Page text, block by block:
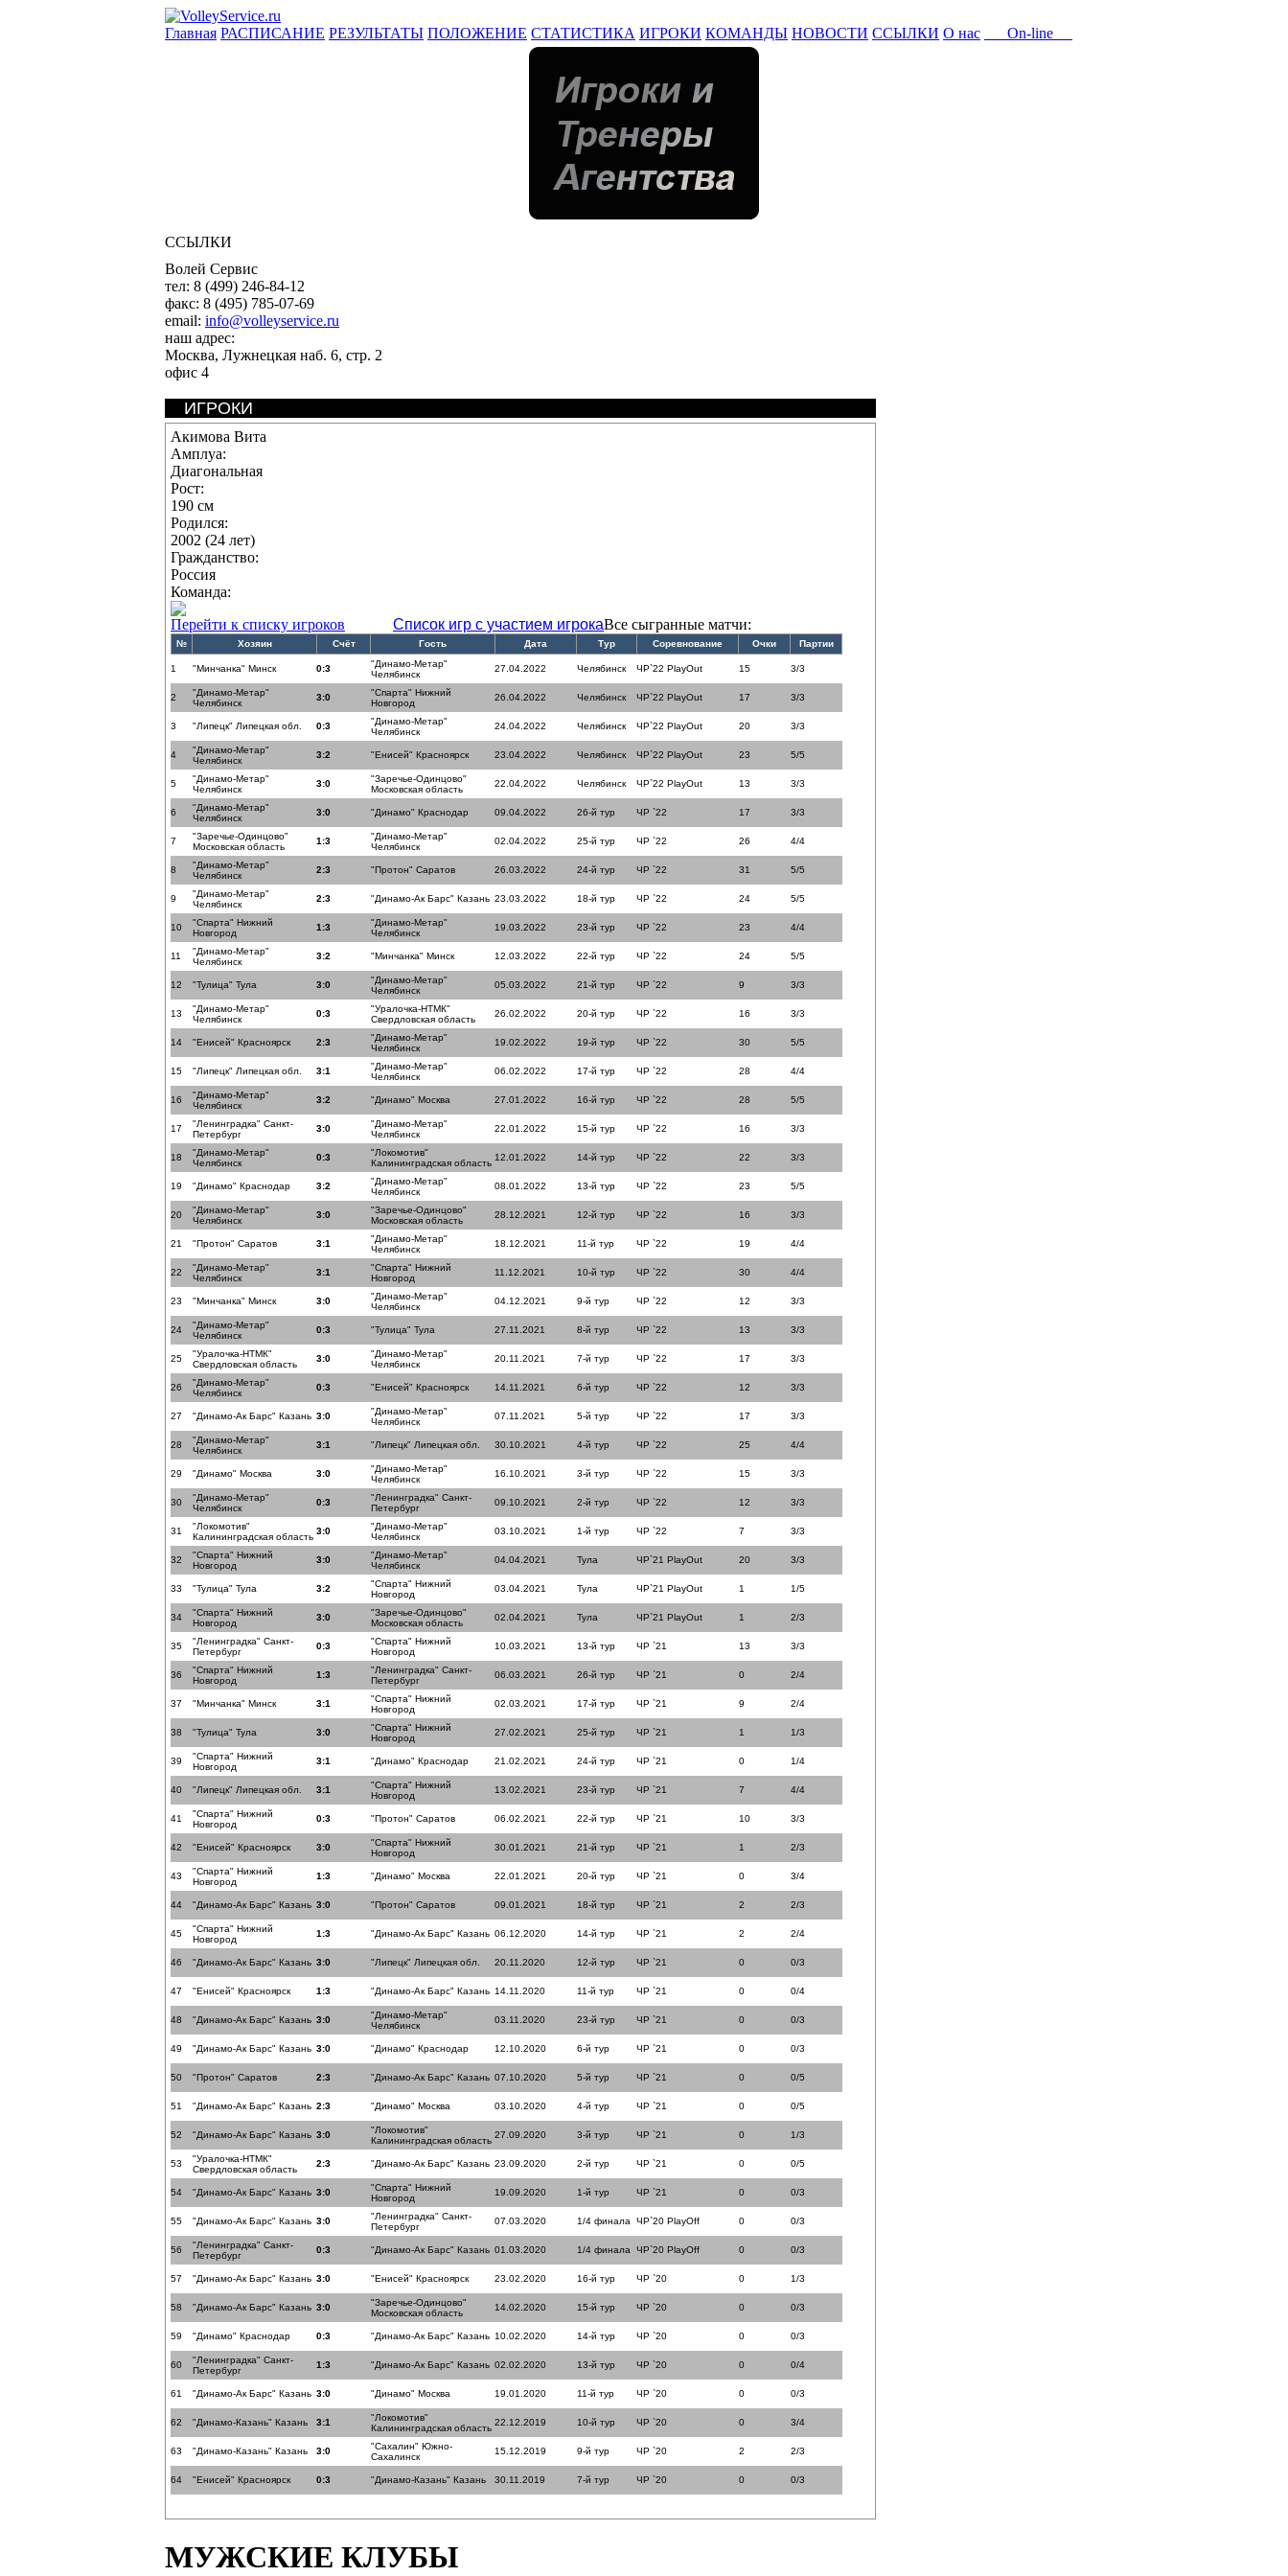
Главная РАСПИСАНИЕ РЕЗУЛЬТАТЫ ПОЛОЖЕНИЕ СТАТИСТИКА ИГРОКИ КОМАНДЫ НОВОСТИ ССЫЛКИ О нас On-line
ССЫЛКИ
Волей Сервис
тел: 8 (499) 246-84-12
факс: 8 (495) 785-07-69
email: info@volleyservice.ru
наш адрес:
Москва, Лужнецкая наб. 6, стр. 2
офис 4
ИГРОКИ
Акимова Вита
Амплуа:
Диагональная
Рост:
190 см
Родился:
2002 (24 лет)
Гражданство:
Россия
Команда:
Перейти к списку игроков
Список игр с участием игрокаВсе сыгранные матчи:
№ Хозяин Счёт Гость Дата Тур Соревнование Очки Партии
1 "Минчанка" Минск 0:3
"Динамо-Метар"
Челябинск
27.04.2022 Челябинск ЧР`22 PlayOut 15 3/3
2
"Динамо-Метар"
Челябинск
3:0
"Спарта" Нижний
Новгород
26.04.2022 Челябинск ЧР`22 PlayOut 17 3/3
3 "Липецк" Липецкая обл. 0:3
"Динамо-Метар"
Челябинск
24.04.2022 Челябинск ЧР`22 PlayOut 20 3/3
4
"Динамо-Метар"
Челябинск
3:2 "Енисей" Красноярск 23.04.2022 Челябинск ЧР`22 PlayOut 23 5/5
5
"Динамо-Метар"
Челябинск
3:0
"Заречье-Одинцово"
Московская область
22.04.2022 Челябинск ЧР`22 PlayOut 13 3/3
6
"Динамо-Метар"
Челябинск
3:0 "Динамо" Краснодар 09.04.2022 26-й тур ЧР `22 17 3/3
7
"Заречье-Одинцово"
Московская область
1:3
"Динамо-Метар"
Челябинск
02.04.2022 25-й тур ЧР `22 26 4/4
8
"Динамо-Метар"
Челябинск
2:3 "Протон" Саратов 26.03.2022 24-й тур ЧР `22 31 5/5
9
"Динамо-Метар"
Челябинск
2:3 "Динамо-Ак Барс" Казань 23.03.2022 18-й тур ЧР `22 24 5/5
10
"Спарта" Нижний
Новгород
1:3
"Динамо-Метар"
Челябинск
19.03.2022 23-й тур ЧР `22 23 4/4
11
"Динамо-Метар"
Челябинск
3:2 "Минчанка" Минск 12.03.2022 22-й тур ЧР `22 24 5/5
12 "Тулица" Тула 3:0
"Динамо-Метар"
Челябинск
05.03.2022 21-й тур ЧР `22 9 3/3
13
"Динамо-Метар"
Челябинск
0:3
"Уралочка-НТМК"
Свердловская область
26.02.2022 20-й тур ЧР `22 16 3/3
14 "Енисей" Красноярск 2:3
"Динамо-Метар"
Челябинск
19.02.2022 19-й тур ЧР `22 30 5/5
15 "Липецк" Липецкая обл. 3:1
"Динамо-Метар"
Челябинск
06.02.2022 17-й тур ЧР `22 28 4/4
16
"Динамо-Метар"
Челябинск
3:2 "Динамо" Москва 27.01.2022 16-й тур ЧР `22 28 5/5
17
"Ленинградка" Санкт-
Петербург
3:0
"Динамо-Метар"
Челябинск
22.01.2022 15-й тур ЧР `22 16 3/3
18
"Динамо-Метар"
Челябинск
0:3
"Локомотив"
Калининградская область
12.01.2022 14-й тур ЧР `22 22 3/3
19 "Динамо" Краснодар 3:2
"Динамо-Метар"
Челябинск
08.01.2022 13-й тур ЧР `22 23 5/5
20
"Динамо-Метар"
Челябинск
3:0
"Заречье-Одинцово"
Московская область
28.12.2021 12-й тур ЧР `22 16 3/3
21 "Протон" Саратов 3:1
"Динамо-Метар"
Челябинск
18.12.2021 11-й тур ЧР `22 19 4/4
22
"Динамо-Метар"
Челябинск
3:1
"Спарта" Нижний
Новгород
11.12.2021 10-й тур ЧР `22 30 4/4
23 "Минчанка" Минск 3:0
"Динамо-Метар"
Челябинск
04.12.2021 9-й тур ЧР `22 12 3/3
24
"Динамо-Метар"
Челябинск
0:3 "Тулица" Тула 27.11.2021 8-й тур ЧР `22 13 3/3
25
"Уралочка-НТМК"
Свердловская область
3:0
"Динамо-Метар"
Челябинск
20.11.2021 7-й тур ЧР `22 17 3/3
26
"Динамо-Метар"
Челябинск
0:3 "Енисей" Красноярск 14.11.2021 6-й тур ЧР `22 12 3/3
27 "Динамо-Ак Барс" Казань 3:0
"Динамо-Метар"
Челябинск
07.11.2021 5-й тур ЧР `22 17 3/3
28
"Динамо-Метар"
Челябинск
3:1 "Липецк" Липецкая обл. 30.10.2021 4-й тур ЧР `22 25 4/4
29 "Динамо" Москва 3:0
"Динамо-Метар"
Челябинск
16.10.2021 3-й тур ЧР `22 15 3/3
30
"Динамо-Метар"
Челябинск
0:3
"Ленинградка" Санкт-
Петербург
09.10.2021 2-й тур ЧР `22 12 3/3
31
"Локомотив"
Калининградская область
3:0
"Динамо-Метар"
Челябинск
03.10.2021 1-й тур ЧР `22 7 3/3
32
"Спарта" Нижний
Новгород
3:0
"Динамо-Метар"
Челябинск
04.04.2021 Тула ЧР`21 PlayOut 20 3/3
33 "Тулица" Тула 3:2
"Спарта" Нижний
Новгород
03.04.2021 Тула ЧР`21 PlayOut 1 1/5
34
"Спарта" Нижний
Новгород
3:0
"Заречье-Одинцово"
Московская область
02.04.2021 Тула ЧР`21 PlayOut 1 2/3
35
"Ленинградка" Санкт-
Петербург
0:3
"Спарта" Нижний
Новгород
10.03.2021 13-й тур ЧР `21 13 3/3
36
"Спарта" Нижний
Новгород
1:3
"Ленинградка" Санкт-
Петербург
06.03.2021 26-й тур ЧР `21 0 2/4
37 "Минчанка" Минск 3:1
"Спарта" Нижний
Новгород
02.03.2021 17-й тур ЧР `21 9 2/4
38 "Тулица" Тула 3:0
"Спарта" Нижний
Новгород
27.02.2021 25-й тур ЧР `21 1 1/3
39
"Спарта" Нижний
Новгород
3:1 "Динамо" Краснодар 21.02.2021 24-й тур ЧР `21 0 1/4
40 "Липецк" Липецкая обл. 3:1
"Спарта" Нижний
Новгород
13.02.2021 23-й тур ЧР `21 7 4/4
41
"Спарта" Нижний
Новгород
0:3 "Протон" Саратов 06.02.2021 22-й тур ЧР `21 10 3/3
42 "Енисей" Красноярск 3:0
"Спарта" Нижний
Новгород
30.01.2021 21-й тур ЧР `21 1 2/3
43
"Спарта" Нижний
Новгород
1:3 "Динамо" Москва 22.01.2021 20-й тур ЧР `21 0 3/4
44 "Динамо-Ак Барс" Казань 3:0 "Протон" Саратов 09.01.2021 18-й тур ЧР `21 2 2/3
45
"Спарта" Нижний
Новгород
1:3 "Динамо-Ак Барс" Казань 06.12.2020 14-й тур ЧР `21 2 2/4
46 "Динамо-Ак Барс" Казань 3:0 "Липецк" Липецкая обл. 20.11.2020 12-й тур ЧР `21 0 0/3
47 "Енисей" Красноярск 1:3 "Динамо-Ак Барс" Казань 14.11.2020 11-й тур ЧР `21 0 0/4
48 "Динамо-Ак Барс" Казань 3:0
"Динамо-Метар"
Челябинск
03.11.2020 23-й тур ЧР `21 0 0/3
49 "Динамо-Ак Барс" Казань 3:0 "Динамо" Краснодар 12.10.2020 6-й тур ЧР `21 0 0/3
50 "Протон" Саратов 2:3 "Динамо-Ак Барс" Казань 07.10.2020 5-й тур ЧР `21 0 0/5
51 "Динамо-Ак Барс" Казань 2:3 "Динамо" Москва 03.10.2020 4-й тур ЧР `21 0 0/5
52 "Динамо-Ак Барс" Казань 3:0
"Локомотив"
Калининградская область
27.09.2020 3-й тур ЧР `21 0 1/3
53
"Уралочка-НТМК"
Свердловская область
2:3 "Динамо-Ак Барс" Казань 23.09.2020 2-й тур ЧР `21 0 0/5
54 "Динамо-Ак Барс" Казань 3:0
"Спарта" Нижний
Новгород
19.09.2020 1-й тур ЧР `21 0 0/3
55 "Динамо-Ак Барс" Казань 3:0
"Ленинградка" Санкт-
Петербург
07.03.2020 1/4 финала ЧР`20 PlayOff 0 0/3
56
"Ленинградка" Санкт-
Петербург
0:3 "Динамо-Ак Барс" Казань 01.03.2020 1/4 финала ЧР`20 PlayOff 0 0/3
57 "Динамо-Ак Барс" Казань 3:0 "Енисей" Красноярск 23.02.2020 16-й тур ЧР `20 0 1/3
58 "Динамо-Ак Барс" Казань 3:0
"Заречье-Одинцово"
Московская область
14.02.2020 15-й тур ЧР `20 0 0/3
59 "Динамо" Краснодар 0:3 "Динамо-Ак Барс" Казань 10.02.2020 14-й тур ЧР `20 0 0/3
60
"Ленинградка" Санкт-
Петербург
1:3 "Динамо-Ак Барс" Казань 02.02.2020 13-й тур ЧР `20 0 0/4
61 "Динамо-Ак Барс" Казань 3:0 "Динамо" Москва 19.01.2020 11-й тур ЧР `20 0 0/3
62 "Динамо-Казань" Казань 3:1
"Локомотив"
Калининградская область
22.12.2019 10-й тур ЧР `20 0 3/4
63 "Динамо-Казань" Казань 3:0
"Сахалин" Южно-
Сахалинск
15.12.2019 9-й тур ЧР `20 2 2/3
64 "Енисей" Красноярск 0:3 "Динамо-Казань" Казань 30.11.2019 7-й тур ЧР `20 0 0/3
МУЖСКИЕ КЛУБЫ